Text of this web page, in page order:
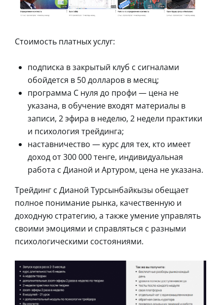
Стоимость платных услуг:
подписка в закрытый клуб с сигналами
обойдется в 50 долларов в месяц;
программа С нуля до профи — цена не
указана, в обучение входят материалы в
записи, 2 эфира в неделю, 2 недели практики
и психология трейдинга;
наставничество — курс для тех, кто имеет
доход от 300 000 тенге, индивидуальная
работа с Дианой и Артуром, цена не указана.
Трейдинг с Дианой Турсынбайкызы обещает
полное понимание рынка, качественную и
доходную стратегию, а также умение управлять
своими эмоциями и справляться с разными
психологическими состояниями.